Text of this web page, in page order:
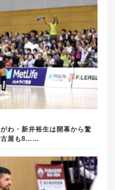
わ・新井裕生は開幕から驚
古屋も8……